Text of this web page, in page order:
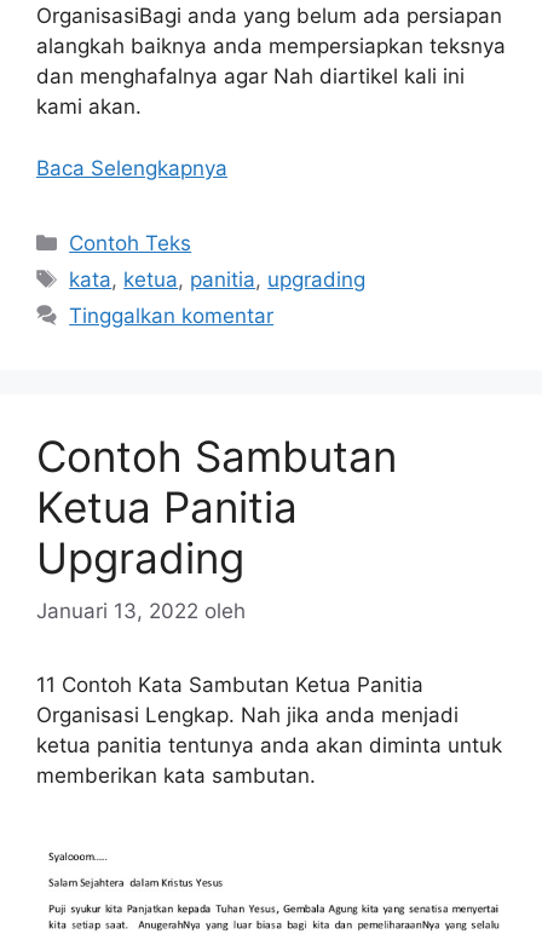
OrganisasiBagi anda yang belum ada persiapan
alangkah baiknya anda mempersiapkan teksnya
dan menghafalnya agar Nah diartikel kali ini
kami akan.
Baca Selengkapnya
Kategori
Contoh Teks
Tag
kata, ketua, panitia, upgrading
Tinggalkan komentar
Contoh Sambutan
Ketua Panitia
Upgrading
Januari 13, 2022 oleh
11 Contoh Kata Sambutan Ketua Panitia
Organisasi Lengkap. Nah jika anda menjadi
ketua panitia tentunya anda akan diminta untuk
memberikan kata sambutan.